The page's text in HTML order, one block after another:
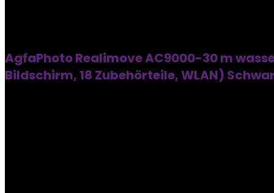
AgfaPhoto Realimove AC9000-30 m
Bildschirm, 18 Zubehörteile, WLAN)